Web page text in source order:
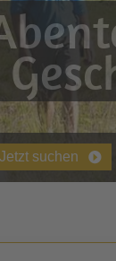
Jetzt suchen